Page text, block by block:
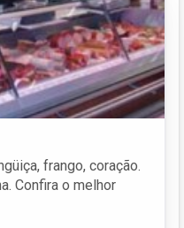
frango, coração.
Confira o melhor